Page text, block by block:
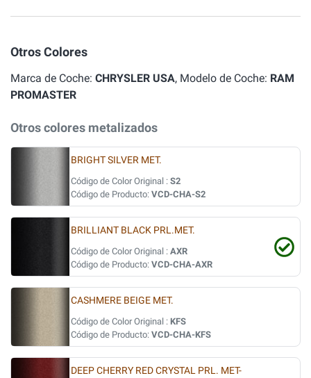
Otros Colores
Marca de Coche: CHRYSLER USA, Modelo de Coche: RAM
PROMASTER
Otros colores metalizados
BRIGHT SILVER MET.
Código de Color Original : S2
Código de Producto: VCD-CHA-S2
BRILLIANT BLACK PRL.MET.
Código de Color Original : AXR
Código de Producto: VCD-CHA-AXR
CASHMERE BEIGE MET.
Código de Color Original : KFS
Código de Producto: VCD-CHA-KFS
DEEP CHERRY RED CRYSTAL PRL. MET-